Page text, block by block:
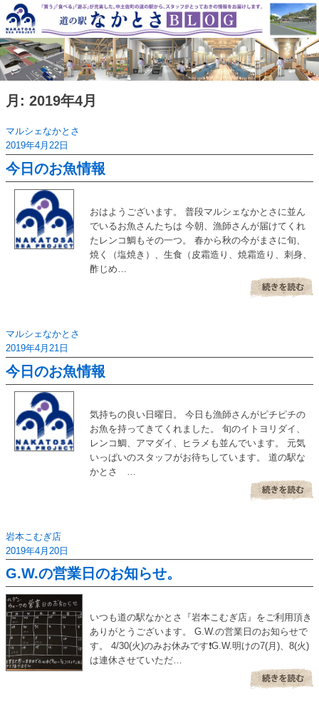
Skip
to
content
月: 2019年4月
マルシェなかとさ
2019年4月22日
今日のお魚情報
おはようございます。 普段マルシェなかとさに並ん
でいるお魚さんたちは 今朝、漁師さんが届けてくれ
たレンコ鯛もその一つ。 春から秋の今がまさに旬、
焼く（塩焼き）、生食（皮霜造り、焼霜造り、刺身、
酢じめ…
マルシェなかとさ
2019年4月21日
今日のお魚情報
気持ちの良い日曜日。 今日も漁師さんがピチピチの
お魚を持ってきてくれました。 旬のイトヨリダイ、
レンコ鯛、アマダイ、ヒラメも並んでいます。 元気
いっぱいのスタッフがお待ちしています。 道の駅な
かとさ …
岩本こむぎ店
2019年4月20日
G.W.の営業日のお知らせ。
いつも道の駅なかとさ『岩本こむぎ店』をご利用頂き
ありがとうございます。 G.W.の営業日のお知らせで
す。 4/30(火)のみお休みです❗G.W.明けの7(月)、8(火)
は連休させていただ…